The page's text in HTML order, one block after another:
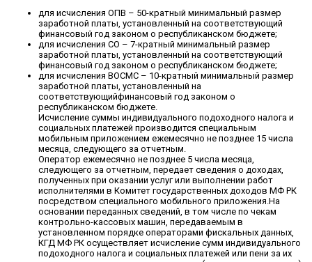
для исчисления ОПВ – 50-кратный минимальный размер
заработной платы, установленный на соответствующий
финансовый год законом о республиканском бюджете;
для исчисления СО – 7-кратный минимальный размер
заработной платы, установленный на соответствующий
финансовый год законом о республиканском бюджете;
для исчисления ВОСМС – 10-кратный минимальный размер
заработной платы, установленный на
соответствующийфинансовый год законом о
республиканском бюджете.
Исчисление суммы индивидуального подоходного налога и
социальных платежей производится специальным
мобильным приложением ежемесячно не позднее 15 числа
месяца, следующего за отчетным.
Оператор ежемесячно не позднее 5 числа месяца,
следующего за отчетным, передает сведения о доходах,
полученных при оказании услуг или выполнении работ
исполнителями в Комитет государственных доходов МФ РК
посредством специального мобильного приложения.На
основании переданных сведений, в том числе по чекам
контрольно-кассовых машин, передаваемым в
установленном порядке операторами фискальных данных,
КГД МФ РК осуществляет исчисление сумм индивидуального
подоходного налога и социальных платежей или пени за их